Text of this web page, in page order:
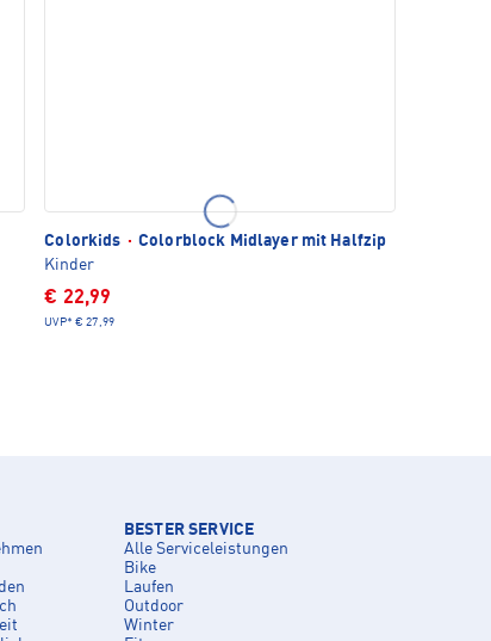
Colorkids · Colorblock Midlayer mit Halfzip
Kinder
€ 22,99
UVP* € 27,99
BESTER SERVICE
Alle Serviceleistungen
Bike
Laufen
Outdoor
Winter